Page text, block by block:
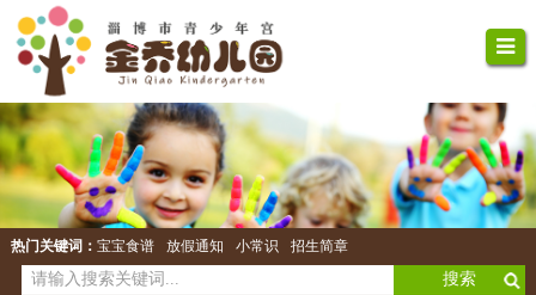
热门关键词： 宝宝食谱 放假通知 小常识 招生简章